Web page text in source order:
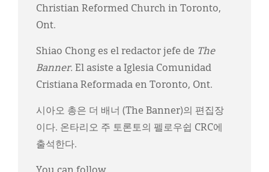
Christian Reformed Church in Toronto,
Ont.
Shiao Chong es el redactor jefe de The
Banner. El asiste a Iglesia Comunidad
Cristiana Reformada en Toronto, Ont.
시아오 총은 더 배너 (The Banner)의 편집장
이다. 온타리오 주 토론토의 펠로우쉽 CRC에
출석한다.